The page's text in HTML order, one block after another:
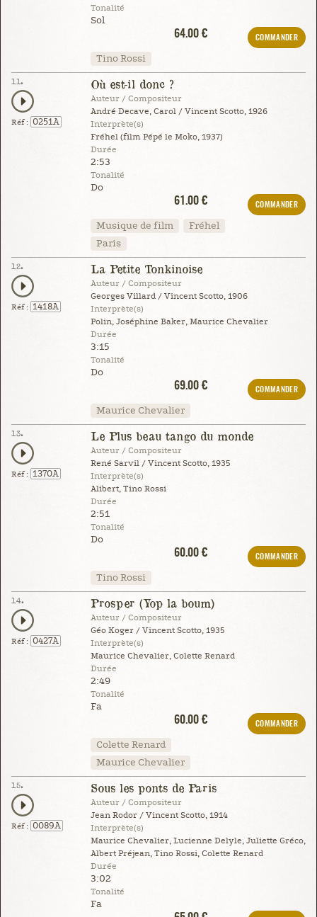
Tonalité
Sol
64.00 €
COMMANDER
Tino Rossi
11.
Réf : 0251A
Où est-il donc ?
Auteur / Compositeur
André Decave, Carol / Vincent Scotto, 1926
Interprète(s)
Fréhel (film Pépé le Moko, 1937)
Durée
2:53
Tonalité
Do
61.00 €
COMMANDER
Musique de film
Fréhel
Paris
12.
Réf : 1418A
La Petite Tonkinoise
Auteur / Compositeur
Georges Villard / Vincent Scotto, 1906
Interprète(s)
Polin, Joséphine Baker, Maurice Chevalier
Durée
3:15
Tonalité
Do
69.00 €
COMMANDER
Maurice Chevalier
13.
Réf : 1370A
Le Plus beau tango du monde
Auteur / Compositeur
René Sarvil / Vincent Scotto, 1935
Interprète(s)
Alibert, Tino Rossi
Durée
2:51
Tonalité
Do
60.00 €
COMMANDER
Tino Rossi
14.
Réf : 0427A
Prosper (Yop la boum)
Auteur / Compositeur
Géo Koger / Vincent Scotto, 1935
Interprète(s)
Maurice Chevalier, Colette Renard
Durée
2:49
Tonalité
Fa
60.00 €
COMMANDER
Colette Renard
Maurice Chevalier
15.
Réf : 0089A
Sous les ponts de Paris
Auteur / Compositeur
Jean Rodor / Vincent Scotto, 1914
Interprète(s)
Maurice Chevalier, Lucienne Delyle, Juliette Gréco,
Albert Préjean, Tino Rossi, Colette Renard
Durée
3:02
Tonalité
Fa